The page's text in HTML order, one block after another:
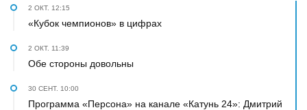
2 ОКТ. 12:15
«Кубок чемпионов» в цифрах
2 ОКТ. 11:39
Обе стороны довольны
30 СЕНТ. 10:00
Программа «Персона» на канале «Катунь 24»: Дмитрий